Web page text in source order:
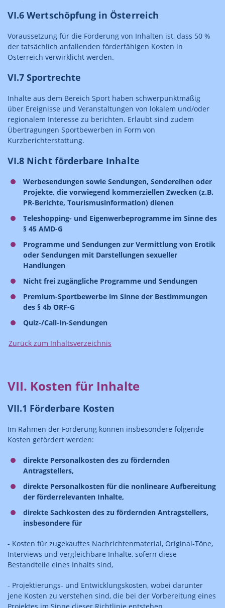
VI.6 Wertschöpfung in Österreich
Voraussetzung für die Förderung von Inhalten ist, dass 50 %
der tatsächlich anfallenden förderfähigen Kosten in
Österreich verwirklicht werden.
VI.7 Sportrechte
Inhalte aus dem Bereich Sport haben schwerpunktmäßig
über Ereignisse und Veranstaltungen von lokalem und/oder
regionalem Interesse zu berichten. Erlaubt sind zudem
Übertragungen Sportbewerben in Form von
Kurzberichterstattung.
VI.8 Nicht förderbare Inhalte
Werbesendungen sowie Sendungen, Sendereihen oder
Projekte, die vorwiegend kommerziellen Zwecken (z.B.
PR-Berichte, Tourismusinformation) dienen
Teleshopping- und Eigenwerbeprogramme im Sinne des
§ 45 AMD-G
Programme und Sendungen zur Vermittlung von Erotik
oder Sendungen mit Darstellungen sexueller
Handlungen
Nicht frei zugängliche Programme und Sendungen
Premium-Sportbewerbe im Sinne der Bestimmungen
des § 4b ORF-G
Quiz-/Call-In-Sendungen
Zurück zum Inhaltsverzeichnis
VII. Kosten für Inhalte
VII.1 Förderbare Kosten
Im Rahmen der Förderung können insbesondere folgende
Kosten gefördert werden:
direkte Personalkosten des zu fördernden
Antragstellers,
direkte Personalkosten für die nonlineare Aufbereitung
der förderrelevanten Inhalte,
direkte Sachkosten des zu fördernden Antragstellers,
insbesondere für
- Kosten für zugekauftes Nachrichtenmaterial, Original-Töne,
Interviews und vergleichbare Inhalte, sofern diese
Bestandteile eines Inhalts sind,
- Projektierungs- und Entwicklungskosten, wobei darunter
jene Kosten zu verstehen sind, die bei der Vorbereitung eines